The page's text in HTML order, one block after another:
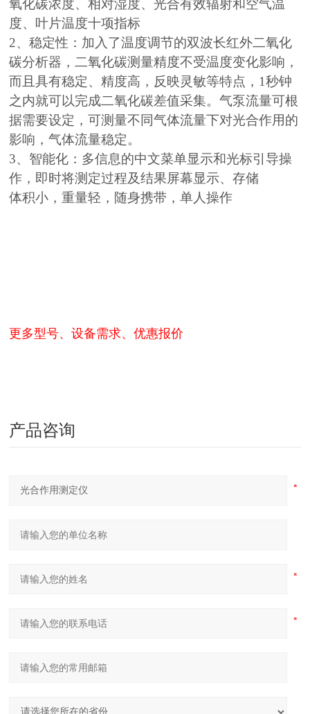
氧化碳浓度、相对湿度、光合有效辐射和空气温
度、叶片温度十项指标
2、稳定性：加入了温度调节的双波长红外二氧化
碳分析器，二氧化碳测量精度不受温度变化影响，
而且具有稳定、精度高，反映灵敏等特点，1秒钟
之内就可以完成二氧化碳差值采集。气泵流量可根
据需要设定，可测量不同气体流量下对光合作用的
影响，气体流量稳定。
3、智能化：多信息的中文菜单显示和光标引导操
作，即时将测定过程及结果屏幕显示、存储
体积小，重量轻，随身携带，单人操作
更多型号、设备需求、优惠报价
产品咨询